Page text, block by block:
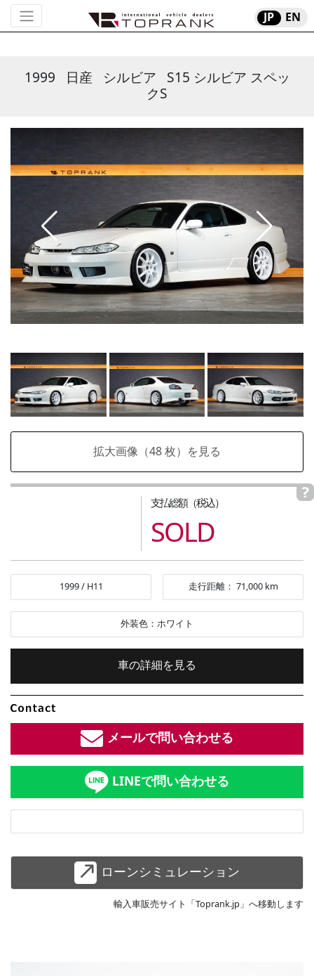
JP EN
1999 日産 シルビア S15 シルビア スペッ
クS
拡大画像（48枚）を見る
支払総額（税込）
SOLD
1999/ H11 走行距離： 71,000km
外装色： ホワイト
車の詳細を見る
車検： 2年付
修復歴：あり
総排気量：総排気量：2L
定員：4名
メールで問い合わせる
LINEで問い合わせる
ローンシミュレーション
輸入車販売サイト「Toprank.jp」へ移動します